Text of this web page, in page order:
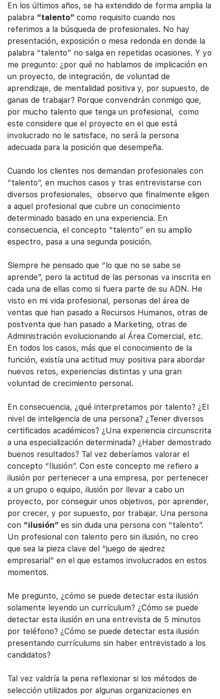
En los últimos años, se ha extendido de forma amplia la
palabra “talento” como requisito cuando nos
referimos a la búsqueda de profesionales. No hay
presentación, exposición o mesa redonda en donde la
palabra “talento” no salga en repetidas ocasiones. Y yo
me pregunto: ¿por qué no hablamos de implicación en
un proyecto, de integración, de voluntad de
aprendizaje, de mentalidad positiva y, por supuesto, de
ganas de trabajar? Porque convendrán conmigo que,
por mucho talento que tenga un profesional, como
este considere que el proyecto en el que está
involucrado no le satisface, no será la persona
adecuada para la posición que desempeña.
Cuando los clientes nos demandan profesionales con
“talento”, en muchos casos y tras entrevistarse con
diversos profesionales, observo que finalmente eligen
a aquel profesional que cubre un conocimiento
determinado basado en una experiencia. En
consecuencia, el concepto “talento” en su amplio
espectro, pasa a una segunda posición.
Siempre he pensado que “lo que no se sabe se
aprende”, pero la actitud de las personas va inscrita en
cada una de ellas como si fuera parte de su ADN. He
visto en mi vida profesional, personas del área de
ventas que han pasado a Recursos Humanos, otras de
postventa que han pasado a Marketing, otras de
Administración evolucionando al Área Comercial, etc.
En todos los casos, más que el conocimiento de la
función, existía una actitud muy positiva para abordar
nuevos retos, experiencias distintas y una gran
voluntad de crecimiento personal.
En consecuencia, ¿qué interpretamos por talento? ¿El
nivel de inteligencia de una persona? ¿Tener diversos
certificados académicos? ¿Una experiencia circunscrita
a una especialización determinada? ¿Haber demostrado
buenos resultados? Tal vez deberíamos valorar el
concepto “Ilusión”. Con este concepto me refiero a
ilusión por pertenecer a una empresa, por pertenecer
a un grupo o equipo, ilusión por llevar a cabo un
proyecto, por conseguir unos objetivos, por aprender,
por crecer, y por supuesto, por trabajar. Una persona
con “ilusión” es sin duda una persona con “talento”.
Un profesional con talento pero sin ilusión, no creo
que sea la pieza clave del “juego de ajedrez
empresarial” en el que estamos involucrados en estos
momentos.
Me pregunto, ¿cómo se puede detectar esta ilusión
solamente leyendo un currículum? ¿Cómo se puede
detectar esta ilusión en una entrevista de 5 minutos
por teléfono? ¿Cómo se puede detectar esta ilusión
presentando currículums sin haber entrevistado a los
candidatos?
Tal vez valdría la pena reflexionar si los métodos de
selección utilizados por algunas organizaciones en